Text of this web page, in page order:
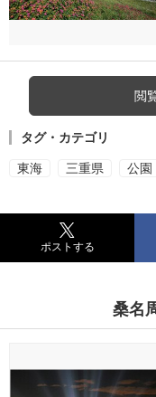
閲
タグ・カテゴリ
東海 三重県 公園
ポストする
桑名